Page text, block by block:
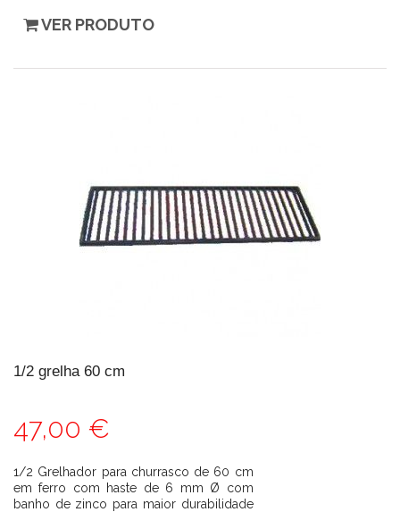
VER PRODUTO
1/2 grelha 60 cm
47,00 €
1/2 Grelhador para churrasco de 60 cm
em ferro com haste de 6 mm Ø com
banho de zinco para maior durabilidade